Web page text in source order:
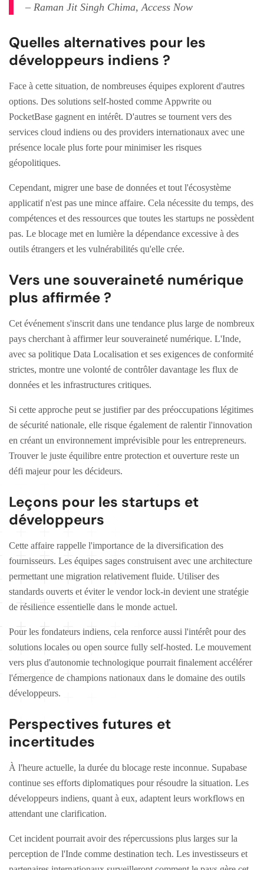
– Raman Jit Singh Chima, Access Now
Quelles alternatives pour les
développeurs indiens ?
Face à cette situation, de nombreuses équipes explorent d'autres
options. Des solutions self-hosted comme Appwrite ou
PocketBase gagnent en intérêt. D'autres se tournent vers des
services cloud indiens ou des providers internationaux avec une
présence locale plus forte pour minimiser les risques
géopolitiques.
Cependant, migrer une base de données et tout l'écosystème
applicatif n'est pas une mince affaire. Cela nécessite du temps, des
compétences et des ressources que toutes les startups ne possèdent
pas. Le blocage met en lumière la dépendance excessive à des
outils étrangers et les vulnérabilités qu'elle crée.
Vers une souveraineté numérique
plus affirmée ?
Cet événement s'inscrit dans une tendance plus large de nombreux
pays cherchant à affirmer leur souveraineté numérique. L'Inde,
avec sa politique Data Localisation et ses exigences de conformité
strictes, montre une volonté de contrôler davantage les flux de
données et les infrastructures critiques.
Si cette approche peut se justifier par des préoccupations légitimes
de sécurité nationale, elle risque également de ralentir l'innovation
en créant un environnement imprévisible pour les entrepreneurs.
Trouver le juste équilibre entre protection et ouverture reste un
défi majeur pour les décideurs.
Leçons pour les startups et
développeurs
Cette affaire rappelle l'importance de la diversification des
fournisseurs. Les équipes sages construisent avec une architecture
permettant une migration relativement fluide. Utiliser des
standards ouverts et éviter le vendor lock-in devient une stratégie
de résilience essentielle dans le monde actuel.
Pour les fondateurs indiens, cela renforce aussi l'intérêt pour des
solutions locales ou open source fully self-hosted. Le mouvement
vers plus d'autonomie technologique pourrait finalement accélérer
l'émergence de champions nationaux dans le domaine des outils
développeurs.
Perspectives futures et
incertitudes
À l'heure actuelle, la durée du blocage reste inconnue. Supabase
continue ses efforts diplomatiques pour résoudre la situation. Les
développeurs indiens, quant à eux, adaptent leurs workflows en
attendant une clarification.
Cet incident pourrait avoir des répercussions plus larges sur la
perception de l'Inde comme destination tech. Les investisseurs et